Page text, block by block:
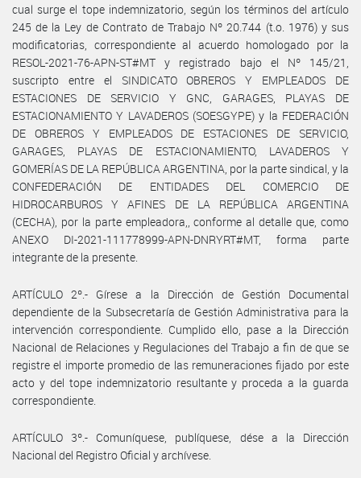
cual surge el tope indemnizatorio, según los términos del artículo
245 de la Ley de Contrato de Trabajo Nº 20.744 (t.o. 1976) y sus
modificatorias, correspondiente al acuerdo homologado por la
RESOL-2021-76-APN-ST#MT y registrado bajo el Nº 145/21,
suscripto entre el SINDICATO OBREROS Y EMPLEADOS DE
ESTACIONES DE SERVICIO Y GNC, GARAGES, PLAYAS DE
ESTACIONAMIENTO Y LAVADEROS (SOESGYPE) y la FEDERACIÓN
DE OBREROS Y EMPLEADOS DE ESTACIONES DE SERVICIO,
GARAGES, PLAYAS DE ESTACIONAMIENTO, LAVADEROS Y
GOMERÍAS DE LA REPÚBLICA ARGENTINA, por la parte sindical, y la
CONFEDERACIÓN DE ENTIDADES DEL COMERCIO DE
HIDROCARBUROS Y AFINES DE LA REPÚBLICA ARGENTINA
(CECHA), por la parte empleadora,, conforme al detalle que, como
ANEXO DI-2021-111778999-APN-DNRYRT#MT, forma parte
integrante de la presente.
ARTÍCULO 2º.- Gírese a la Dirección de Gestión Documental
dependiente de la Subsecretaría de Gestión Administrativa para la
intervención correspondiente. Cumplido ello, pase a la Dirección
Nacional de Relaciones y Regulaciones del Trabajo a fin de que se
registre el importe promedio de las remuneraciones fijado por este
acto y del tope indemnizatorio resultante y proceda a la guarda
correspondiente.
ARTÍCULO 3º.- Comuníquese, publíquese, dése a la Dirección
Nacional del Registro Oficial y archívese.